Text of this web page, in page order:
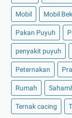
Mobil Mobil
Pakan Puyuh
penyakit puyuh
Peternakan
Rumah
Ternak cacing